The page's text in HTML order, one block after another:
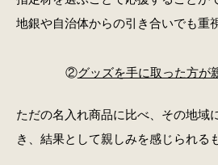
地銀や自治体からの引き合いでも重
②グッズを手に取った方が
ただの名入れ商品に比べ、その地域
き、結果として親しみを感じられる